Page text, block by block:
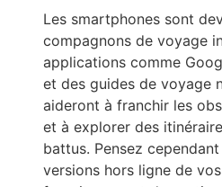
Les smartphones sont
compagnons de voyage
applications comme
et des guides de voyage
aideront à franchir les
et à explorer des
battus. Pensez
versions hors ligne de